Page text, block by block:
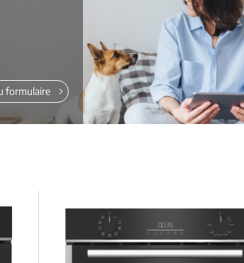
formulaire